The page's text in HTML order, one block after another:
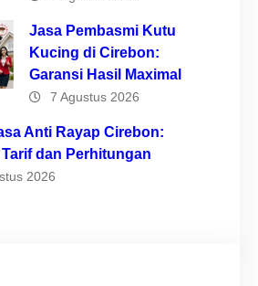
Jasa Pembasmi Kutu
Kucing di Cirebon:
Garansi Hasil Maximal
7 Agustus 2026
Anti Rayap Cirebon:
dan Perhitungan
2026